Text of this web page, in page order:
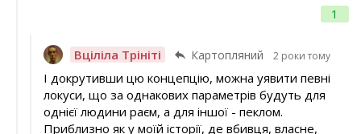
1
Вціліла Трініті Картопляний 2 роки тому
І докрутивши цю концепцію, можна уявити певні
локуси, що за однакових параметрів будуть для
однієї людини раєм, а для іншої - пеклом.
Приблизно як у моїй історії, де вбивця, власне,